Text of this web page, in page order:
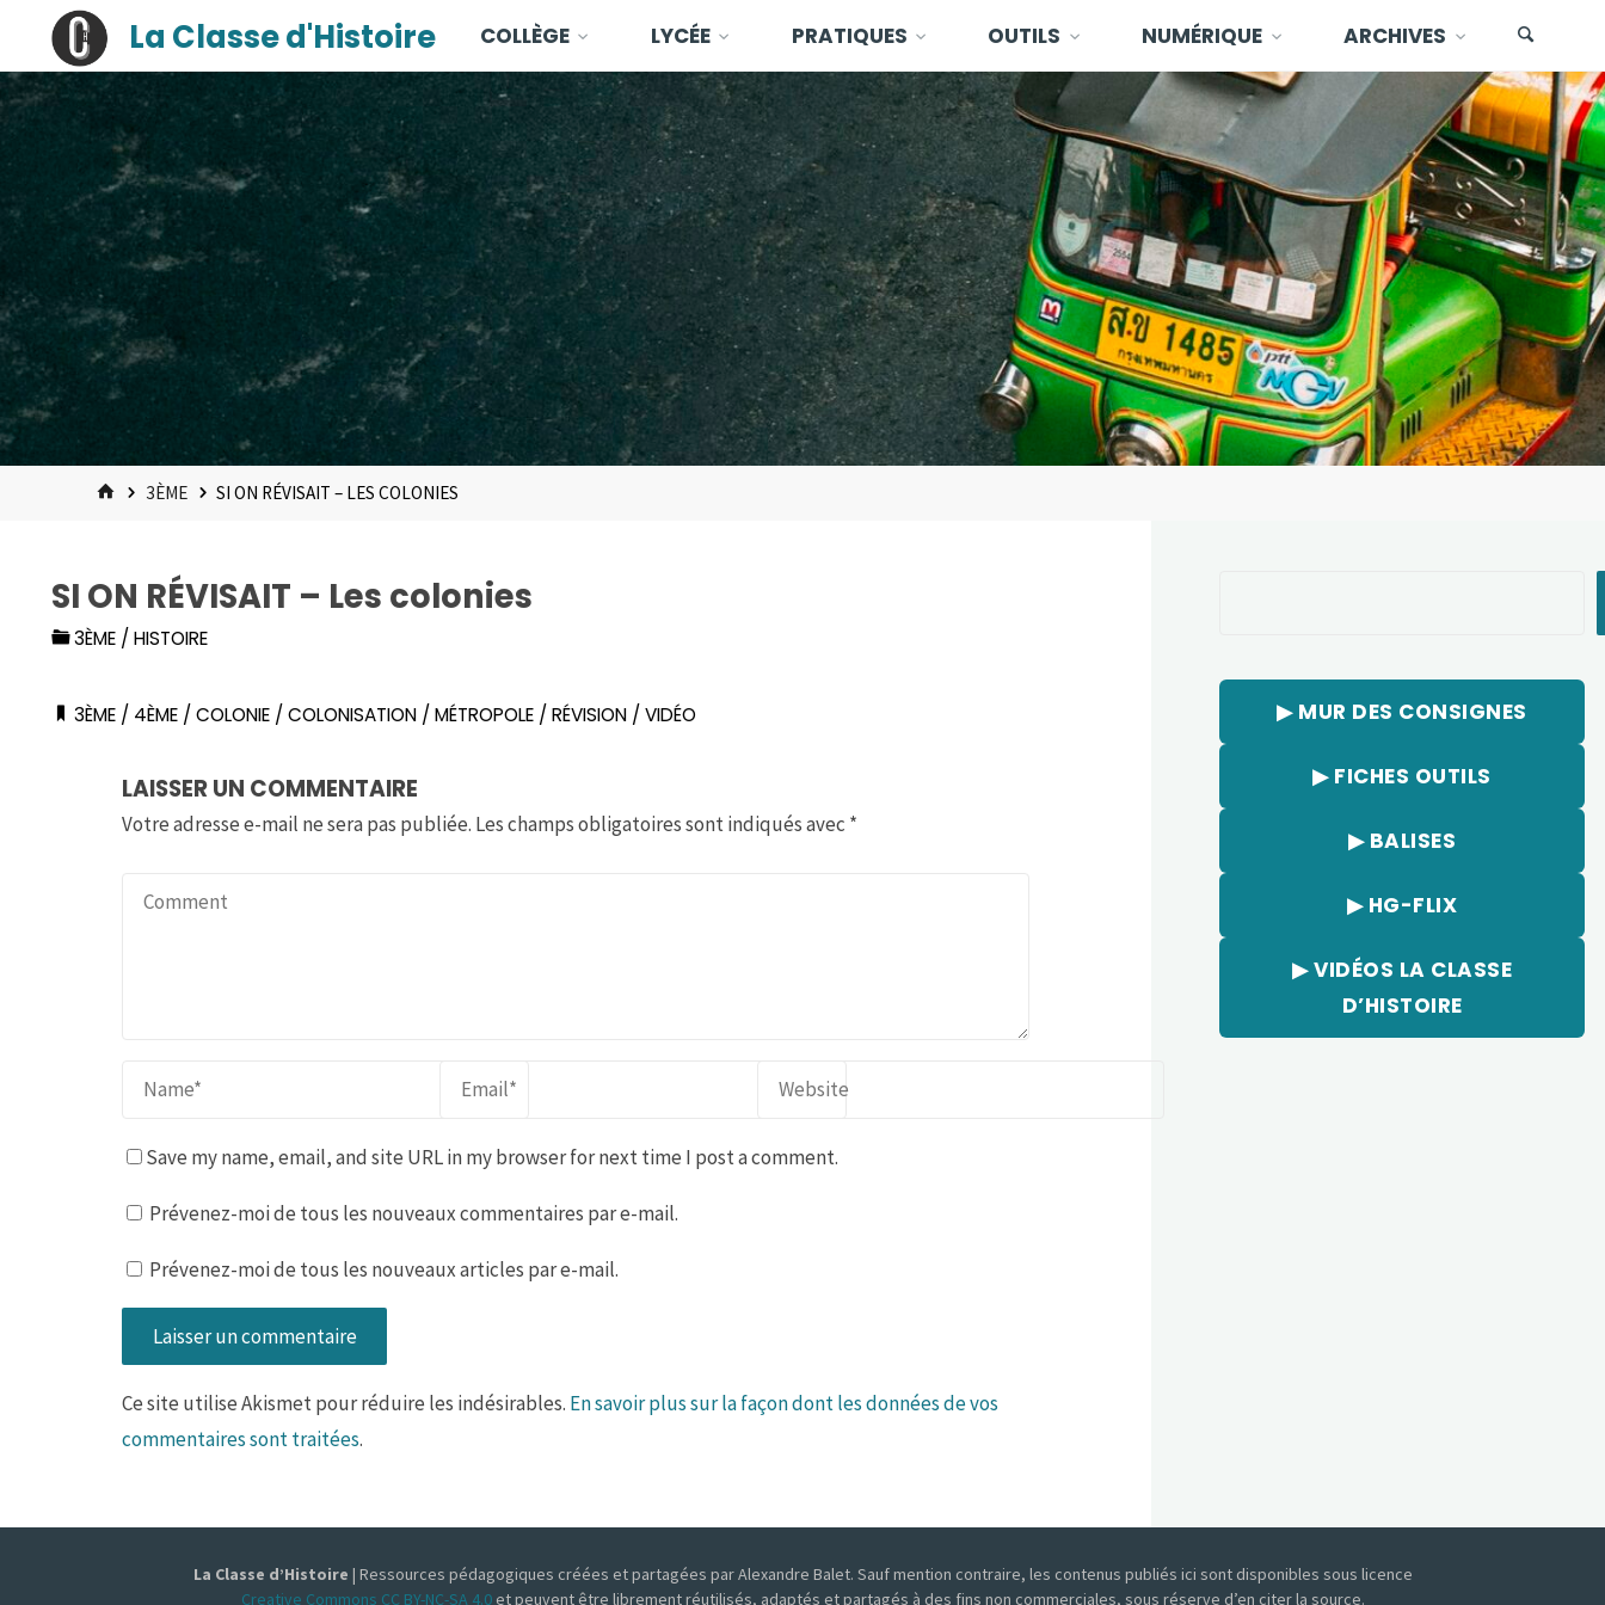
content
principal
La Classe d'Histoire COLLÈGE LYCÉE PRATIQUES OUTILS NUMÉRIQUE ARCHIVES
HOME3ÈME SI ON RÉVISAIT – LES COLONIES
SI ON RÉVISAIT – Les colonies
3ÈME / HISTOIRE
3ÈME/ 4ÈME/ COLONIE/ COLONISATION/ MÉTROPOLE/ RÉVISION/ VIDÉO
LAISSER UN COMMENTAIRE
Votre adresse e-mail ne sera pas publiée. Les champs obligatoires sont indiqués avec *
Save my name, email, and site URL in my browser for next time I post a comment.
Prévenez-moi de tous les nouveaux commentaires par e-mail.
Prévenez-moi de tous les nouveaux articles par e-mail.
Ce site utilise Akismet pour réduire les indésirables. En savoir plus sur la façon dont les données de vos
commentaires sont traitées.
▶︎ MUR DES CONSIGNES
▶︎ FICHES OUTILS
▶︎ BALISES
▶︎ HG-FLIX
▶︎ VIDÉOS LA CLASSE
D’HISTOIRE
La Classe d’Histoire | Ressources pédagogiques créées et partagées par Alexandre Balet. Sauf mention contraire, les contenus publiés ici sont disponibles sous licence
Creative Commons CC BY-NC-SA 4.0 et peuvent être librement réutilisés, adaptés et partagés à des fins non commerciales, sous réserve d’en citer la source.